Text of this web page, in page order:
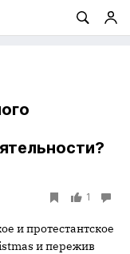
1
и протестантское
и пережив